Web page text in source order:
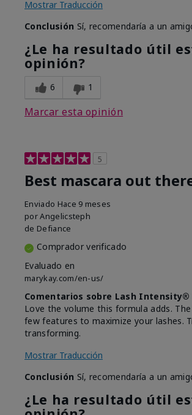
Mostrar Traducción
Conclusión Sí, recomendaría a un
¿Le ha resultado útil
opinión?
6 1
Marcar esta opinión
5
Best mascara out
Enviado Hace 9 meses
porAngelicsteph
de Defiance
Comprador verificado
Evaluado en
marykay.com/en-us/
Comentarios sobre Lash Intensity®
Love the volume this formula adds.
few features to maximize your lashes.
transforming.
Mostrar Traducción
Conclusión Sí, recomendaría a un
¿Le ha resultado útil